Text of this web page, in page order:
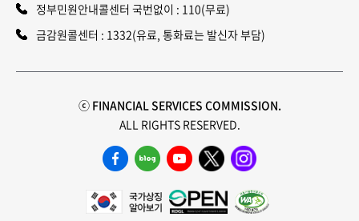
정부민원안내콜센터 국번없이 : 110(무료)
금감원콜센터 : 1332(유료, 통화료는 발신자 부담)
ⓒ FINANCIAL SERVICES COMMISSION.
ALL RIGHTS RESERVED.